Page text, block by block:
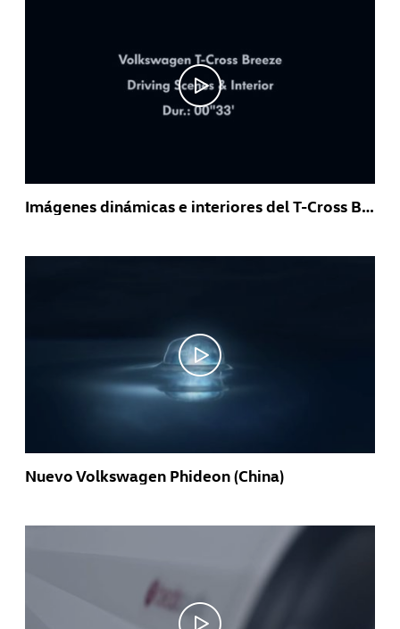
Imágenes dinámicas e interiores del T-Cross Breeze
Nuevo Volkswagen Phideon (China)